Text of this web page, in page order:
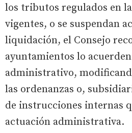
los tributos regulados en
vigentes, o se suspendan
liquidación, el Consejo
ayuntamientos lo
administrativo,
las ordenanzas o,
de instrucciones internas
actuación administrativa.